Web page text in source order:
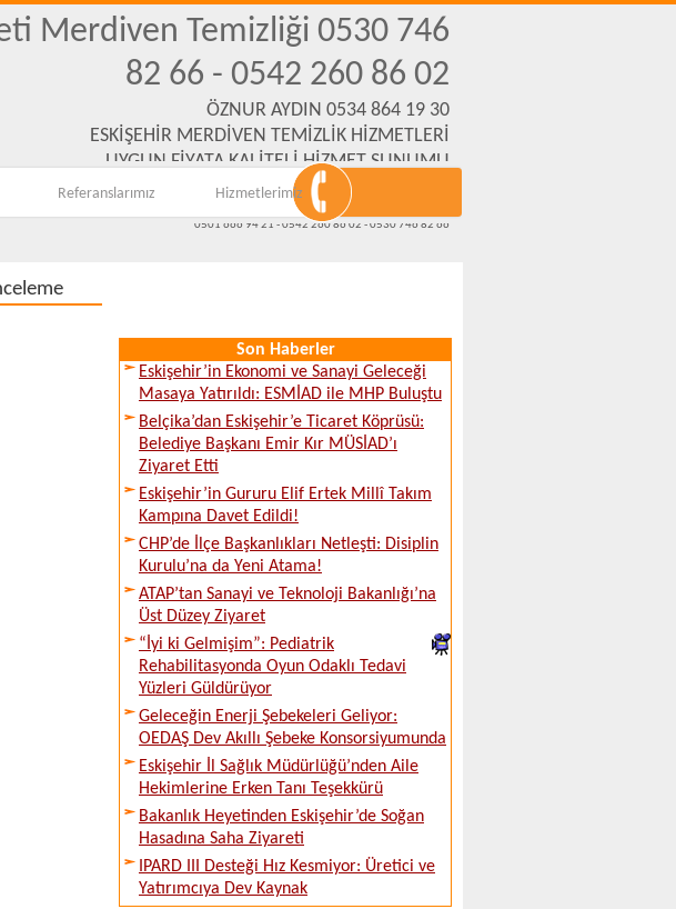
Merdiven Temizliği 0530 746
82 66 - 0542 260 86 02
ÖZNUR AYDIN 0534 864 19 30
ESKİŞEHİR MERDİVEN TEMİZLİK HİZMETLERİ
UYGUN FİYATA KALİTELİ HİZMET SUNUMU
Emek Mh. Yanartaş Sk. No:31 Eskişehir
www.eskisehirmerdiventemizliksirketi.com
0501 666 94 21 - 0542 260 86 02 - 0530 746 82 66
Referanslarımız Hizmetlerimiz
Son Haberler
Eskişehir’in Ekonomi ve Sanayi Geleceği
Masaya Yatırıldı: ESMİAD ile MHP Buluştu
Belçika’dan Eskişehir’e Ticaret Köprüsü:
Belediye Başkanı Emir Kır MÜSİAD’ı
Ziyaret Etti
Eskişehir’in Gururu Elif Ertek Millî Takım
Kampına Davet Edildi!
CHP’de İlçe Başkanlıkları Netleşti: Disiplin
Kurulu’na da Yeni Atama!
ATAP’tan Sanayi ve Teknoloji Bakanlığı’na
Üst Düzey Ziyaret
“İyi ki Gelmişim”: Pediatrik
Rehabilitasyonda Oyun Odaklı Tedavi
Yüzleri Güldürüyor
Geleceğin Enerji Şebekeleri Geliyor:
OEDAŞ Dev Akıllı Şebeke Konsorsiyumunda
Eskişehir İl Sağlık Müdürlüğü’nden Aile
Hekimlerine Erken Tanı Teşekkürü
Bakanlık Heyetinden Eskişehir’de Soğan
Hasadına Saha Ziyareti
IPARD III Desteği Hız Kesmiyor: Üretici ve
Yatırımcıya Dev Kaynak